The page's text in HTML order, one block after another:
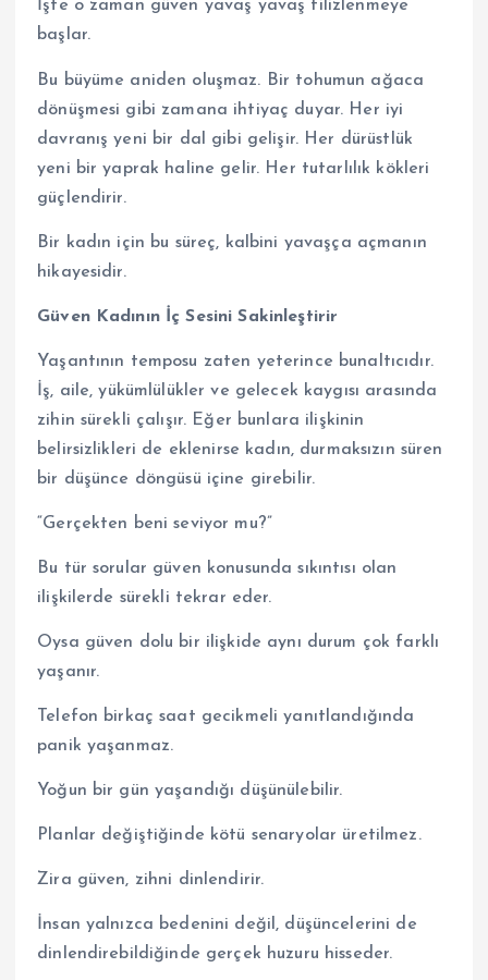
İşte o zaman güven yavaş yavaş filizlenmeye
başlar.
Bu büyüme aniden oluşmaz. Bir tohumun ağaca
dönüşmesi gibi zamana ihtiyaç duyar. Her iyi
davranış yeni bir dal gibi gelişir. Her dürüstlük
yeni bir yaprak haline gelir. Her tutarlılık kökleri
güçlendirir.
Bir kadın için bu süreç, kalbini yavaşça açmanın
hikayesidir.
Güven Kadının İç Sesini Sakinleştirir
Yaşantının temposu zaten yeterince bunaltıcıdır.
İş, aile, yükümlülükler ve gelecek kaygısı arasında
zihin sürekli çalışır. Eğer bunlara ilişkinin
belirsizlikleri de eklenirse kadın, durmaksızın süren
bir düşünce döngüsü içine girebilir.
“Gerçekten beni seviyor mu?”
Bu tür sorular güven konusunda sıkıntısı olan
ilişkilerde sürekli tekrar eder.
Oysa güven dolu bir ilişkide aynı durum çok farklı
yaşanır.
Telefon birkaç saat gecikmeli yanıtlandığında
panik yaşanmaz.
Yoğun bir gün yaşandığı düşünülebilir.
Planlar değiştiğinde kötü senaryolar üretilmez.
Zira güven, zihni dinlendirir.
İnsan yalnızca bedenini değil, düşüncelerini de
dinlendirebildiğinde gerçek huzuru hisseder.